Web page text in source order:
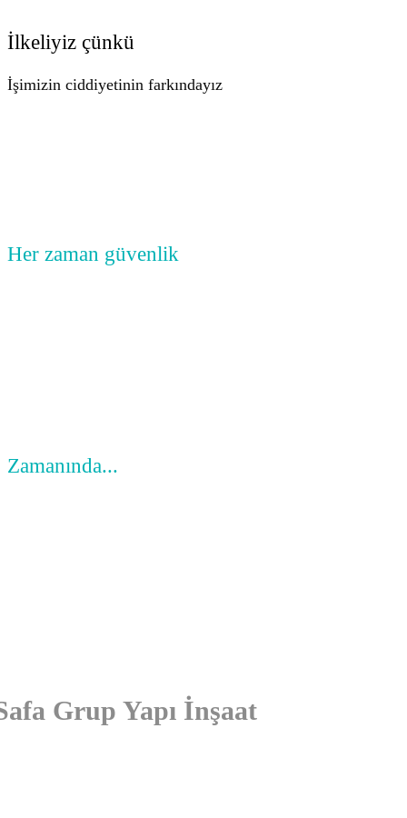
İlkeliyiz çünkü
İşimizin ciddiyetinin farkındayız
Her zaman güvenlik
Zamanında...
Grup Yapı İnşaat